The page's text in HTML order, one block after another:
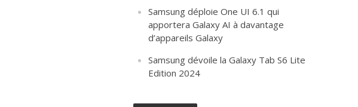
Samsung déploie One UI 6.1 qui
apportera Galaxy AI à davantage
d’appareils Galaxy
Samsung dévoile la Galaxy Tab S6 Lite
Edition 2024